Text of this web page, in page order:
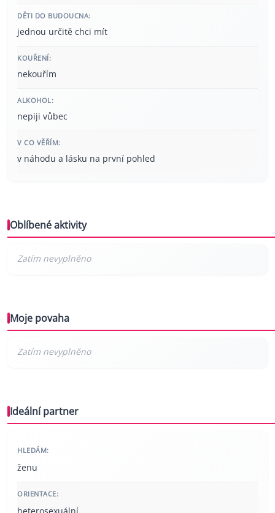
DĚTI DO BUDOUCNA:
jednou určitě chci mít
KOUŘENÍ:
nekouřím
ALKOHOL:
nepiji vůbec
V CO VĚŘÍM:
v náhodu a lásku na první pohled
Oblíbené aktivity
Moje povaha
Ideální partner
HLEDÁM:
ženu
ORIENTACE: